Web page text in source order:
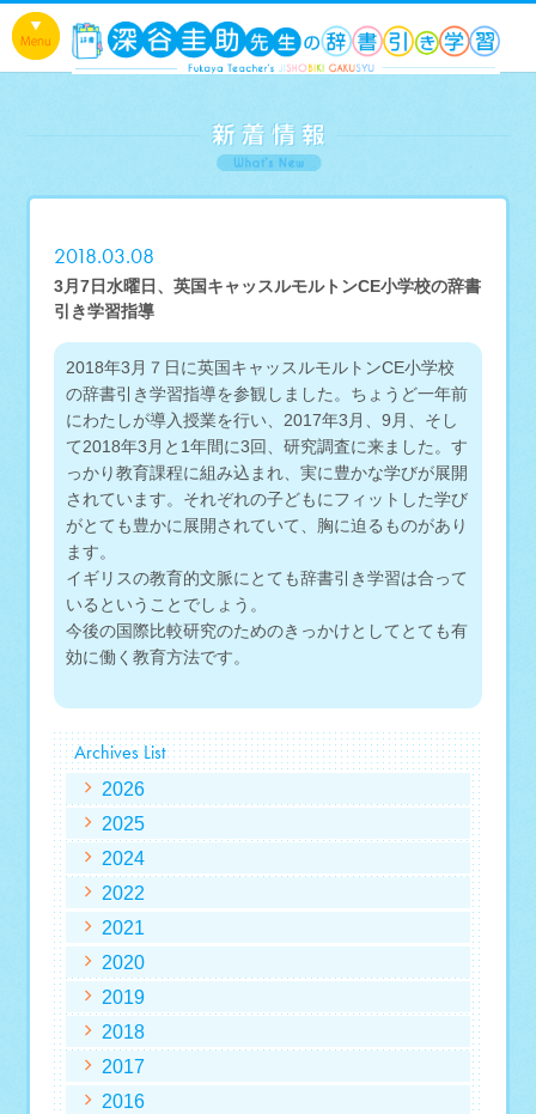
2018.03.08
3月7日水曜日、英国キャッスルモルトンCE小学校の辞書
引き学習指導
2018年3月７日に英国キャッスルモルトンCE小学校
の辞書引き学習指導を参観しました。ちょうど一年前
にわたしが導入授業を行い、2017年3月、9月、そし
て2018年3月と1年間に3回、研究調査に来ました。す
っかり教育課程に組み込まれ、実に豊かな学びが展開
されています。それぞれの子どもにフィットした学び
がとても豊かに展開されていて、胸に迫るものがあり
ます。
イギリスの教育的文脈にとても辞書引き学習は合って
いるということでしょう。
今後の国際比較研究のためのきっかけとしてとても有
効に働く教育方法です。
Archives List
2026
2025
2024
2022
2021
2020
2019
2018
2017
2016